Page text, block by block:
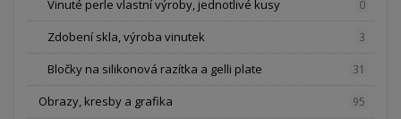
Vinuté perle vlastní výroby, jednotlivé kusy 0
Zdobení skla, výroba vinutek 3
Bločky na silikonová razítka a gelli plate 31
Obrazy, kresby a grafika 95